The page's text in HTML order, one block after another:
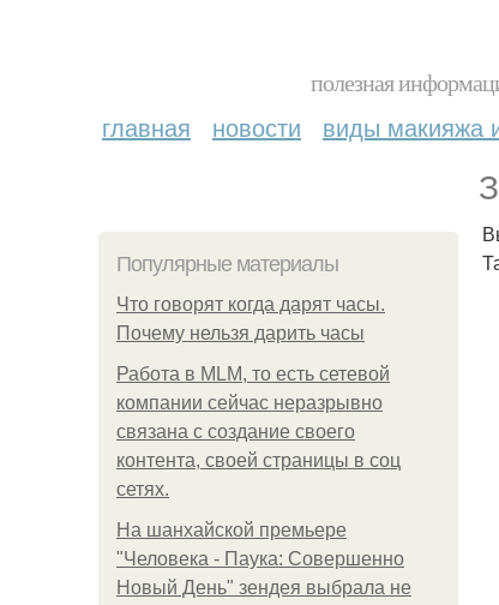
полезная
главная новости виды макияжа
Популярные материалы
Что говорят когда дарят часы.
Почему нельзя дарить часы
Работа в MLM, то есть сетевой
компании сейчас неразрывно
связана с создание своего
контента, своей страницы в соц
сетях.
На шанхайской премьере
"Человека - Паука: Совершенно
Новый День" зендея выбрала не